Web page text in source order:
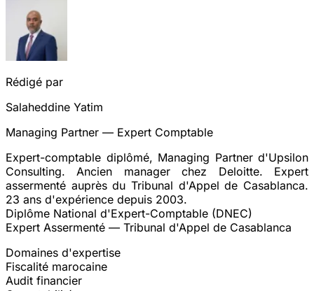
Rédigé par
Salaheddine Yatim
Managing Partner — Expert Comptable
Expert-comptable diplômé, Managing Partner d'Upsilon
Consulting. Ancien manager chez Deloitte. Expert
assermenté auprès du Tribunal d'Appel de Casablanca.
23 ans d'expérience depuis 2003.
Diplôme National d'Expert-Comptable (DNEC)
Expert Assermenté — Tribunal d'Appel de Casablanca
Domaines d'expertise
Fiscalité marocaine
Audit financier